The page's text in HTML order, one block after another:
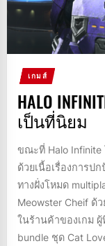
เกมส์
HALO
เป็นที่นิยม
ขณะที่ Halo Infinite
ด้วยเนื้อเรื่องการป
ทางฝั่งโหมด
Meowster Cheif ด้
ในร้านค้าของเกม ผู้
bundle ชุด Cat